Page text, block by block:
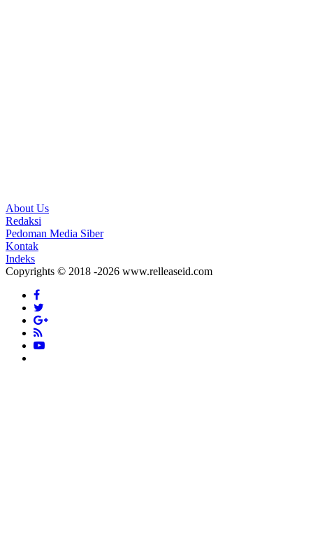
About Us
Redaksi
Pedoman Media Siber
Kontak
Indeks
Copyrights © 2018 -2026 www.relleaseid.com